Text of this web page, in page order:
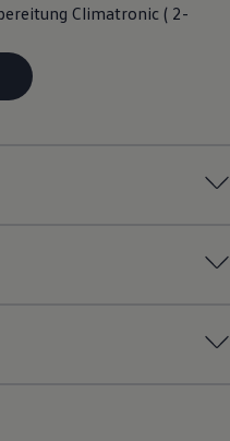
Karten und Radio
Climatronic ( 2-